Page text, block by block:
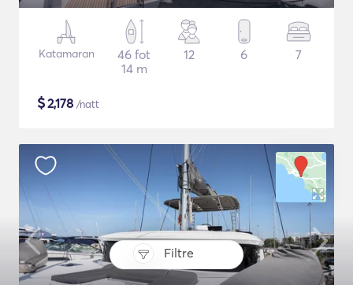
Filtre
Katamaran
46 fot
14 m
12 6 7
$2,178 /natt